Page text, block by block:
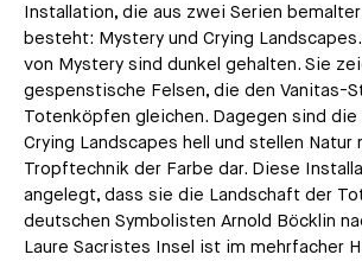
Installation, die aus zwei Serien
besteht: Mystery und Crying
von Mystery sind dunkel gehalten. Sie
gespenstische Felsen, die den Vanitas-
Totenköpfen gleichen. Dagegen sind
Crying Landscapes hell und stellen Natur
Tropftechnik der Farbe dar. Diese
angelegt, dass sie die Landschaft der
deutschen Symbolisten Arnold Böcklin
Laure Sacristes Insel ist im mehrfacher